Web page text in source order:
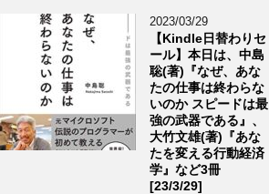
2023/03/29
【Kindle日替わりセ
ール】本日は、中島
聡(著)『なぜ、あな
たの仕事は終わらな
いのか スピードは最
強の武器である』、
大竹文雄(著)『あな
たを変える行動経済
学』など3冊
[23/3/29]